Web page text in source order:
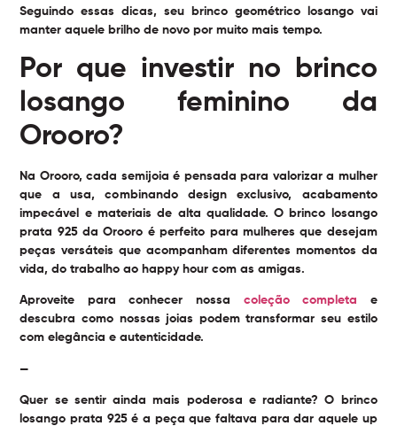
Seguindo essas dicas, seu brinco geométrico losango vai
manter aquele brilho de novo por muito mais tempo.
Por que investir no brinco
losango feminino da
Orooro?
Na Orooro, cada semijoia é pensada para valorizar a mulher
que a usa, combinando design exclusivo, acabamento
impecável e materiais de alta qualidade. O brinco losango
prata 925 da Orooro é perfeito para mulheres que desejam
peças versáteis que acompanham diferentes momentos da
vida, do trabalho ao happy hour com as amigas.
Aproveite para conhecer nossa coleção completa e
descubra como nossas joias podem transformar seu estilo
com elegância e autenticidade.
—
Quer se sentir ainda mais poderosa e radiante? O brinco
losango prata 925 é a peça que faltava para dar aquele up